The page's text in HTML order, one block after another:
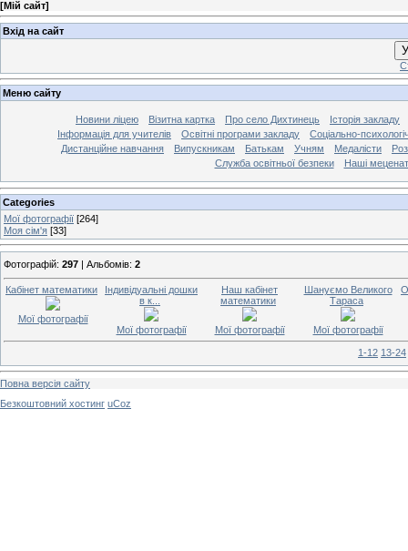
[Мій сайт]
Вхід на сайт
Меню сайту
Новини ліцею Візитна картка Про село Дихтинець
Історія закладу
Інформація для учителів
Освітні програми закладу
Соціально-
Дистанційне навчання
Випускникам Батькам Учням Медалісти
Служба освітньої безпеки
Наші
Categories
Мої фотографії [264]
Моя сім'я [33]
Фотографій: 297 | Альбомів: 2
Кабінет математики
Мої фотографії
Індивідуальні дошки
в к...
Мої фотографії
Наш кабінет
математики
Мої фотографії
Шануємо Великого
Тараса
Мої фотографії
1-12 13-24
Повна версія сайту
Безкоштовний хостинг uCoz